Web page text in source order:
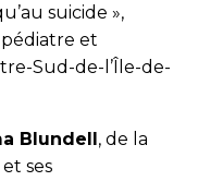
suicide »,
pédiatre et
Sud-de-l’Île-de-
Blundell, de la
ses